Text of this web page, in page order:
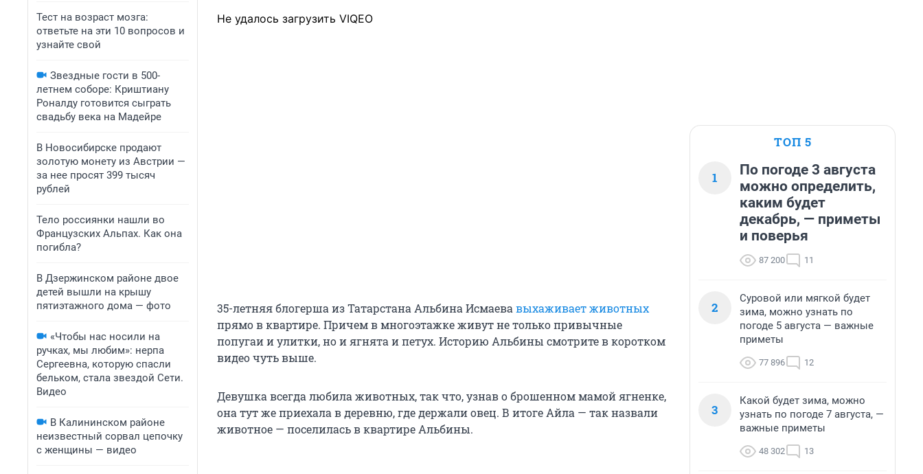
Тест на возраст мозга:
ответьте на эти 10 вопросов и
узнайте свой
Звездные гости в 500-
летнем соборе: Криштиану
Роналду готовится сыграть
свадьбу века на Мадейре
В Новосибирске продают
золотую монету из Австрии —
за нее просят 399 тысяч
рублей
Тело россиянки нашли во
Французских Альпах. Как она
погибла?
В Дзержинском районе двое
детей вышли на крышу
пятиэтажного дома — фото
«Чтобы нас носили на
ручках, мы любим»: нерпа
Сергеевна, которую спасли
бельком, стала звездой Сети.
Видео
В Калининском районе
неизвестный сорвал цепочку
с женщины — видео
Не удалось загрузить VIQEO
35-летняя блогерша из Татарстана Альбина Исмаева выхаживает животных
прямо в квартире. Причем в многоэтажке живут не только привычные
попугаи и улитки, но и ягнята и петух. Историю Альбины смотрите в коротком
видео чуть выше.
Девушка всегда любила животных, так что, узнав о брошенном мамой ягненке,
она тут же приехала в деревню, где держали овец. В итоге Айла — так назвали
животное — поселилась в квартире Альбины.
ТОП 5
1
По погоде 3 августа
можно определить,
каким будет
декабрь, — приметы
и поверья
87 200 11
2
Суровой или мягкой будет
зима, можно узнать по
погоде 5 августа — важные
приметы
77 896 12
3
Какой будет зима, можно
узнать по погоде 7 августа, —
важные приметы
48 302 13